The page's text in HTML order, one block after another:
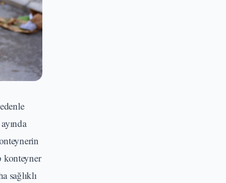
konteyner
sağlıklı